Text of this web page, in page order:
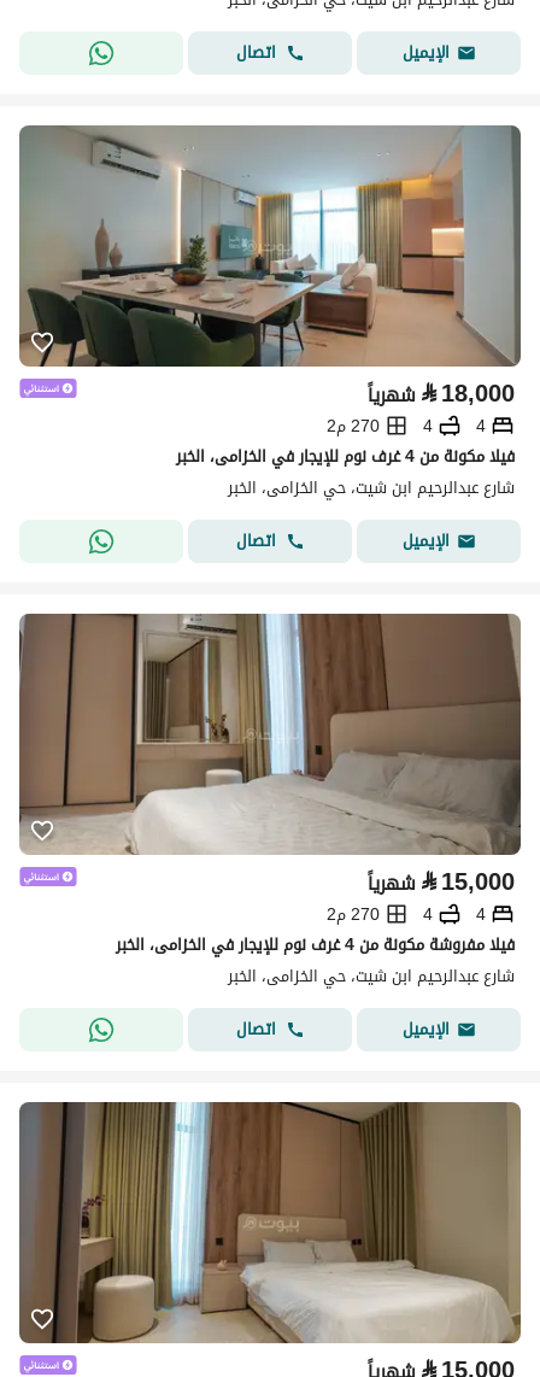
الإيميل
اتصال
⃁18,000 شهرياً
4
4
270 م2
فيلا مكونة من 4 غرف نوم للإيجار في الخزامى، الخبر
شارع عبدالرحيم ابن شيت، حي الخزامى، الخبر
الإيميل
اتصال
⃁15,000 شهرياً
4
4
270 م2
فيلا مفروشة مكونة من 4 غرف نوم للإيجار في الخزامى، الخبر
شارع عبدالرحيم ابن شيت، حي الخزامى، الخبر
الإيميل
اتصال